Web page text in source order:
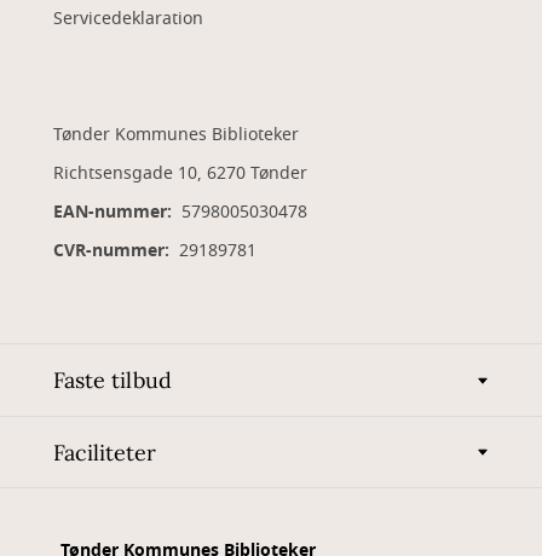
Servicedeklaration
Tønder Kommunes Biblioteker
Richtsensgade 10, 6270 Tønder
EAN-nummer: 5798005030478
CVR-nummer: 29189781
Faste tilbud
Faciliteter
Tønder Kommunes Biblioteker